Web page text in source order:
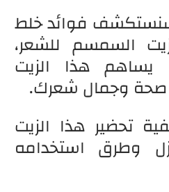
فوائد خلط
السمسم للشعر،
هذا الزيت
صحة وجمال شعرك.
تحضير هذا الزيت
وطرق استخدامه